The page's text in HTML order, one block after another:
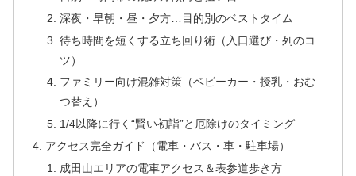
深夜・早朝・昼・夕方…目的別のベストタイム
待ち時間を短くする立ち回り術（入口選び・列のコ
ツ）
ファミリー向け混雑対策（ベビーカー・授乳・おむ
つ替え）
1/4以降に行く“賢い初詣”と厄除けのタイミング
アクセス完全ガイド（電車・バス・車・駐車場）
成田山エリアの電車アクセス＆表参道歩き方